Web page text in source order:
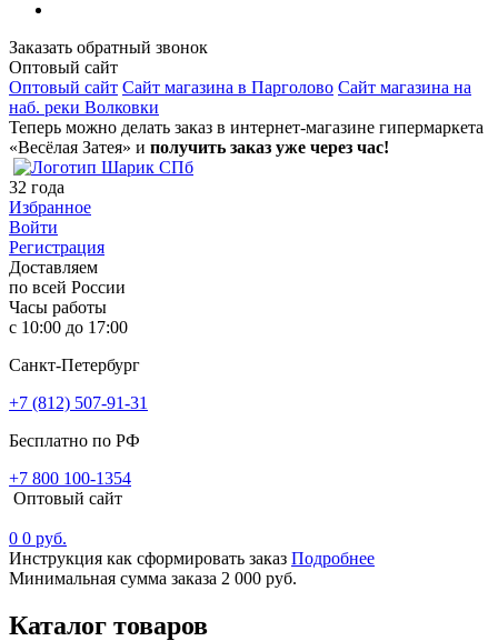
Заказать обратный звонок
Оптовый сайт
Оптовый сайт Сайт магазина в Парголово Сайт магазина на
наб. реки Волковки
Теперь можно делать заказ в интернет-магазине гипермаркета
«Весёлая Затея» и получить заказ уже через час!
32 года
Избранное
Войти
Регистрация
Доставляем
по всей России
Часы работы
с 10:00 до 17:00
Санкт-Петербург
+7 (812) 507-91-31
Бесплатно по РФ
+7 800 100-1354
Оптовый сайт
0 0 руб.
Инструкция как сформировать заказ Подробнее
Минимальная сумма заказа 2 000 руб.
Каталог товаров